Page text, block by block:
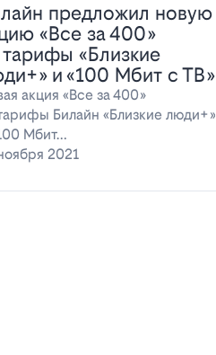
предложил новую
«Все за 400»
тарифы «Близкие
и «100 Мбит с ТВ»
акция «Все за 400»
Билайн «Близкие люди+»
Мбит…
2021